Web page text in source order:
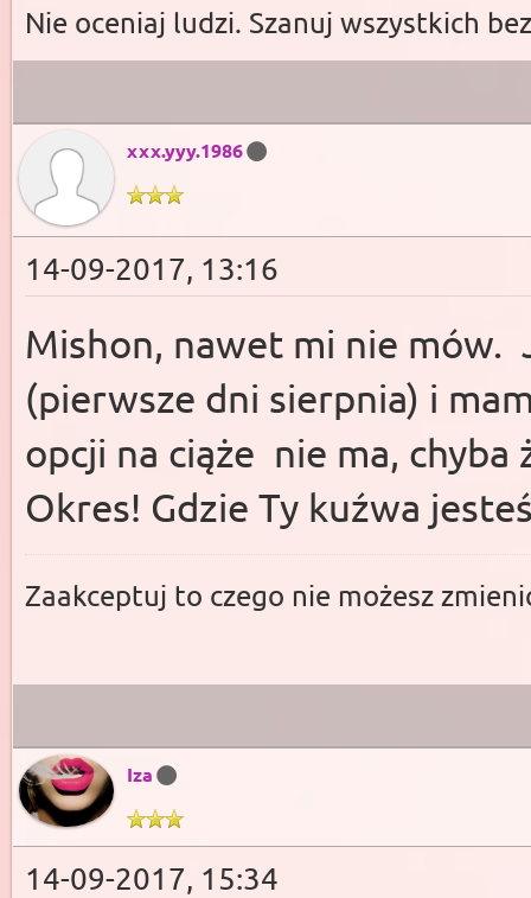
Nie oceniaj ludzi. Szanuj wszystkich
xxx.yyy.1986
14-09-2017, 13:16
Mishon, nawet mi nie mów.
(pierwsze dni sierpnia) i
opcji na ciąże nie ma,
Okres! Gdzie Ty kuźwa
Zaakceptuj to czego nie możesz
Iza
14-09-2017, 15:34